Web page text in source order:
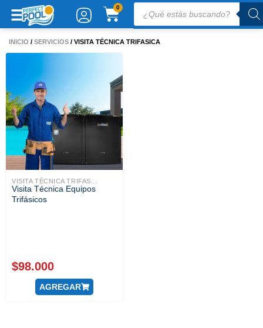
0
CARRITO
productos
INICIO / SERVICIOS / VISITA TÉCNICA TRIFASICA
VISITA TÉCNICA TRIFAS...
Visita Técnica Equipos
Trifásicos
$98.000
AGREGAR